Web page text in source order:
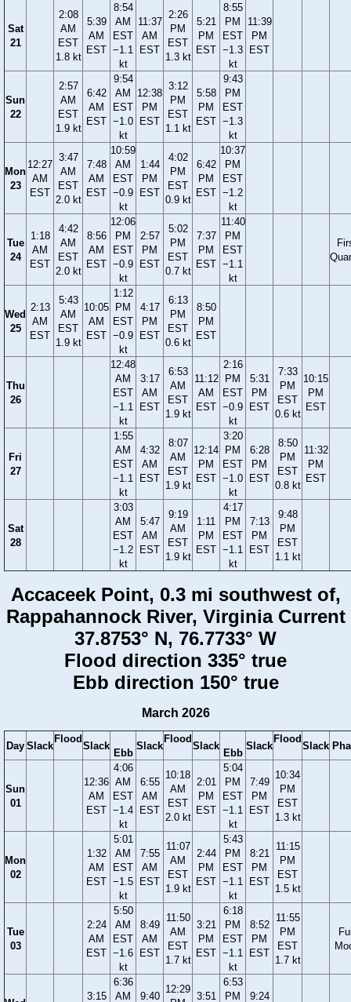
Sat
21
2:08
AM
EST
1.8 kt
5:39
AM
EST
8:54
AM
EST
−1.1
kt
11:37
AM
EST
2:26
PM
EST
1.3 kt
5:21
PM
EST
8:55
PM
EST
−1.3
kt
11:39
PM
EST
Sun
22
2:57
AM
EST
1.9 kt
6:42
AM
EST
9:54
AM
EST
−1.0
kt
12:38
PM
EST
3:12
PM
EST
1.1 kt
5:58
PM
EST
9:43
PM
EST
−1.3
kt
Mon
23
12:27
AM
EST
3:47
AM
EST
2.0 kt
7:48
AM
EST
10:59
AM
EST
−0.9
kt
1:44
PM
EST
4:02
PM
EST
0.9 kt
6:42
PM
EST
10:37
PM
EST
−1.2
kt
Tue
24
1:18
AM
EST
4:42
AM
EST
2.0 kt
8:56
AM
EST
12:06
PM
EST
−0.9
kt
2:57
PM
EST
5:02
PM
EST
0.7 kt
7:37
PM
EST
11:40
PM
EST
−1.1
kt
Wed
25
2:13
AM
EST
5:43
AM
EST
1.9 kt
10:05
AM
EST
1:12
PM
EST
−0.9
kt
4:17
PM
EST
6:13
PM
EST
0.6 kt
8:50
PM
EST
Thu
26
12:48
AM
EST
−1.1
kt
3:17
AM
EST
6:53
AM
EST
1.9 kt
11:12
AM
EST
2:16
PM
EST
−0.9
kt
5:31
PM
EST
7:33
PM
EST
0.6 kt
10:15
PM
EST
Fri
27
1:55
AM
EST
−1.1
kt
4:32
AM
EST
8:07
AM
EST
1.9 kt
12:14
PM
EST
3:20
PM
EST
−1.0
kt
6:28
PM
EST
8:50
PM
EST
0.8 kt
11:32
PM
EST
Sat
28
3:03
AM
EST
−1.2
kt
5:47
AM
EST
9:19
AM
EST
1.9 kt
1:11
PM
EST
4:17
PM
EST
−1.1
kt
7:13
PM
EST
9:48
PM
EST
1.1 kt
Accaceek Point, 0.3 mi southwest of,
Rappahannock River, Virginia Current
37.8753° N, 76.7733° W
Flood direction 335° true
Ebb direction 150° true
March 2026
Day Slack
Flood
Slack
Ebb
Slack
Flood
Slack
Ebb
Slack
Flood
Slack
Sun
01
12:36
AM
EST
4:06
AM
EST
−1.4
kt
6:55
AM
EST
10:18
AM
EST
2.0 kt
2:01
PM
EST
5:04
PM
EST
−1.1
kt
7:49
PM
EST
10:34
PM
EST
1.3 kt
Mon
02
1:32
AM
EST
5:01
AM
EST
−1.5
kt
7:55
AM
EST
11:07
AM
EST
1.9 kt
2:44
PM
EST
5:43
PM
EST
−1.1
kt
8:21
PM
EST
11:15
PM
EST
1.5 kt
Tue
03
2:24
AM
EST
5:50
AM
EST
−1.6
kt
8:49
AM
EST
11:50
AM
EST
1.7 kt
3:21
PM
EST
6:18
PM
EST
−1.1
kt
8:52
PM
EST
11:55
PM
EST
1.7 kt
3:15
6:36
AM
9:40
12:29
3:51
6:53
PM
9:24